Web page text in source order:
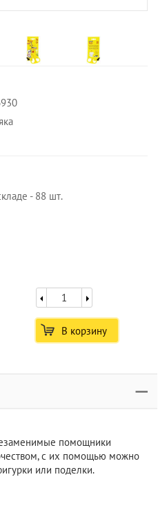
- 88 шт.
В корзину
помощники
с их помощью можно
или поделки.